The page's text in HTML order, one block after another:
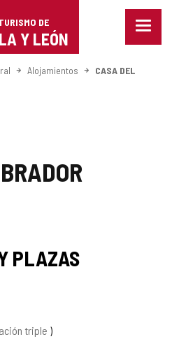
DE
Y LEÓN
Menu
Alojamientos
CASA DEL
PLAZAS
triple